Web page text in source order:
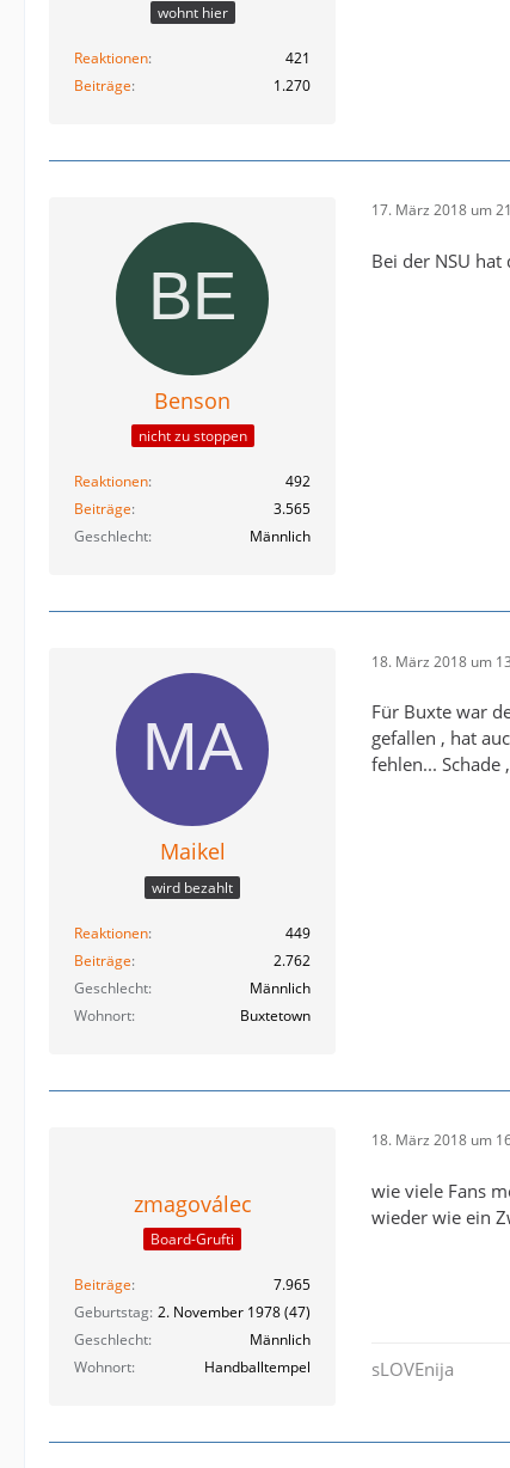
wohnt hier
Reaktionen
421
Beiträge
1.270
Benson
nicht zu stoppen
Reaktionen
492
Beiträge
3.565
Geschlecht
Männlich
17. März 2018 um
Bei der NSU
Maikel
wird bezahlt
Reaktionen
449
Beiträge
2.762
Geschlecht
Männlich
Wohnort
Buxtetown
18. März 2018 um
Für Buxte war
gefallen , hat
fehlen... Schade
zmagoválec
Board-Grufti
Beiträge
7.965
Geburtstag 2. November 1978 (47)
Geschlecht
Männlich
Wohnort
Handballtempel
18. März 2018 um
wie viele Fans
wieder wie ein
sLOVEnija